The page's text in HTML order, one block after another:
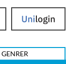
UniLogin
GENRER